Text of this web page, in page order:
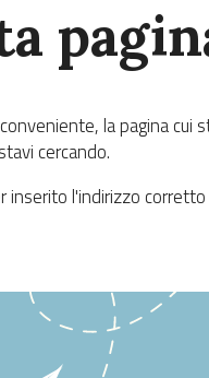
la pagina
cercando.
inserito l'indirizzo